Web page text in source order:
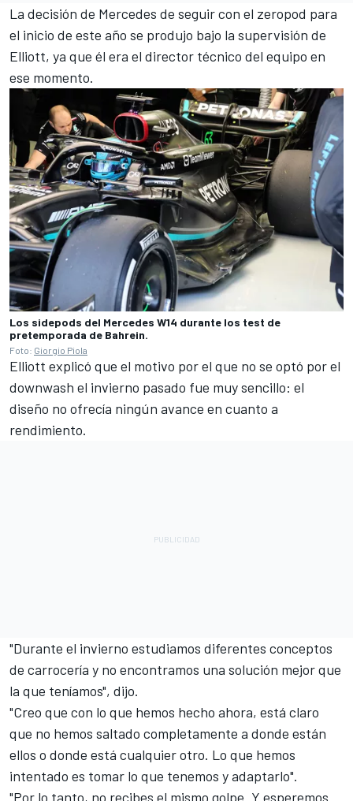
La decisión de Mercedes de seguir con el zeropod para
el inicio de este año se produjo bajo la supervisión de
Elliott, ya que él era el director técnico del equipo en
ese momento.
Los sidepods del Mercedes W14 durante los test de
pretemporada de Bahrein.
Foto: Giorgio Piola
Elliott explicó que el motivo por el que no se optó por el
downwash el invierno pasado fue muy sencillo: el
diseño no ofrecía ningún avance en cuanto a
rendimiento.
"Durante el invierno estudiamos diferentes conceptos
de carrocería y no encontramos una solución mejor que
la que teníamos", dijo.
"Creo que con lo que hemos hecho ahora, está claro
que no hemos saltado completamente a donde están
ellos o donde está cualquier otro. Lo que hemos
intentado es tomar lo que tenemos y adaptarlo".
"Por lo tanto, no recibes el mismo golpe. Y esperemos